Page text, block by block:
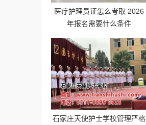
医疗护理员证怎么考取 2026
年报名需要什么条件
石家庄天使护士学校管理严格